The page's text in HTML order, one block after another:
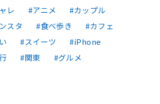
レ アニメ
カップル
スタ 食べ歩き
カフェ
スイーツ
iPhone
関東 グルメ